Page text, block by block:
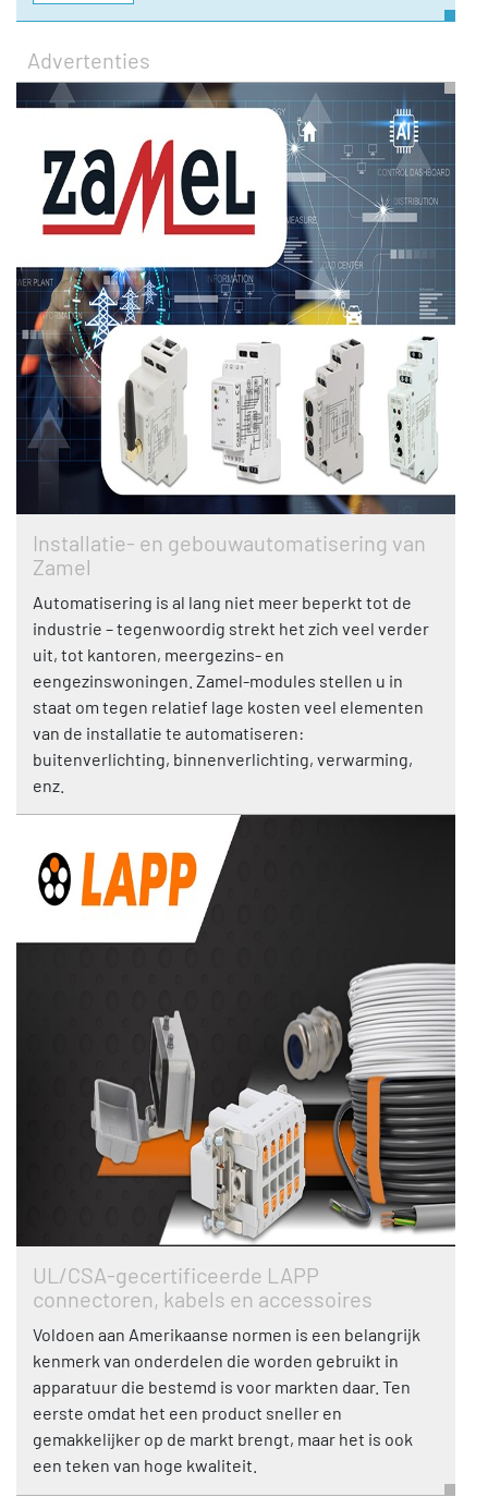
Advertenties
Installatie- en gebouwautomatisering van
Zamel
Automatisering is al lang niet meer beperkt tot de
industrie – tegenwoordig strekt het zich veel verder
uit, tot kantoren, meergezins- en
eengezinswoningen. Zamel-modules stellen u in
staat om tegen relatief lage kosten veel elementen
van de installatie te automatiseren:
buitenverlichting, binnenverlichting, verwarming,
enz.
UL/CSA-gecertificeerde LAPP
connectoren, kabels en accessoires
Voldoen aan Amerikaanse normen is een belangrijk
kenmerk van onderdelen die worden gebruikt in
apparatuur die bestemd is voor markten daar. Ten
eerste omdat het een product sneller en
gemakkelijker op de markt brengt, maar het is ook
een teken van hoge kwaliteit.